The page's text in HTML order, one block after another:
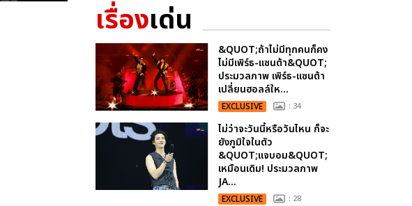
เรื่องเด่น
&QUOT;ถ้าไม่มีทุกคนก็คง
ไม่มีเพิร์ธ-แซนต้า&QUOT;
ประมวลภาพ เพิร์ธ-แซนต้า
เปลี่ยนฮอลล์ให...
EXCLUSIVE : 34
ไม่ว่าจะวันนี้หรือวันไหน ก็จะ
ยังภูมิใจในตัว
&QUOT;แจบอม&QUOT;
เหมือนเดิม! ประมวลภาพ
JA...
EXCLUSIVE : 28